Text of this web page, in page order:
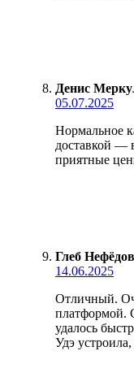
Денис
05.07.2025
Нормальное
доставкой —
приятные
Глеб Нефёдов
14.06.2025
Отличный.
платформой.
удалось
Удэ